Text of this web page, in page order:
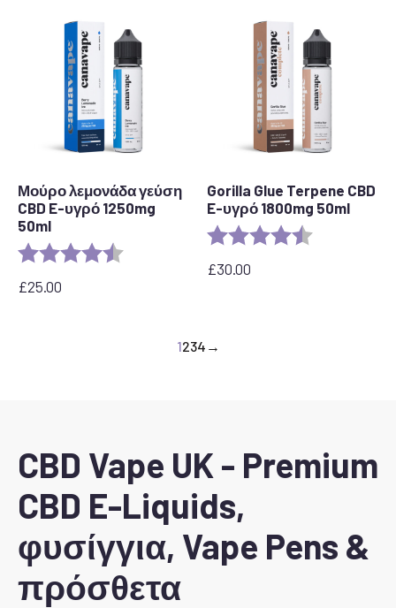
Μούρο λεμονάδα γεύση
CBD E-υγρό 1250mg
50ml
Αξιολόγηση: 4,5 από 5 αστέρια
£25.00
Gorilla Glue Terpene CBD
E-υγρό 1800mg 50ml
Αξιολόγηση:
£30.00
1234 →
CBD Vape UK - Premium
CBD E-Liquids,
φυσίγγια, Vape Pens &
πρόσθετα